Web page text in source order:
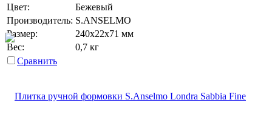
Цвет:
Бежевый
Производитель: S.ANSELMO
Размер:
240х22х71 мм
Вес:
0,7 кг
Сравнить